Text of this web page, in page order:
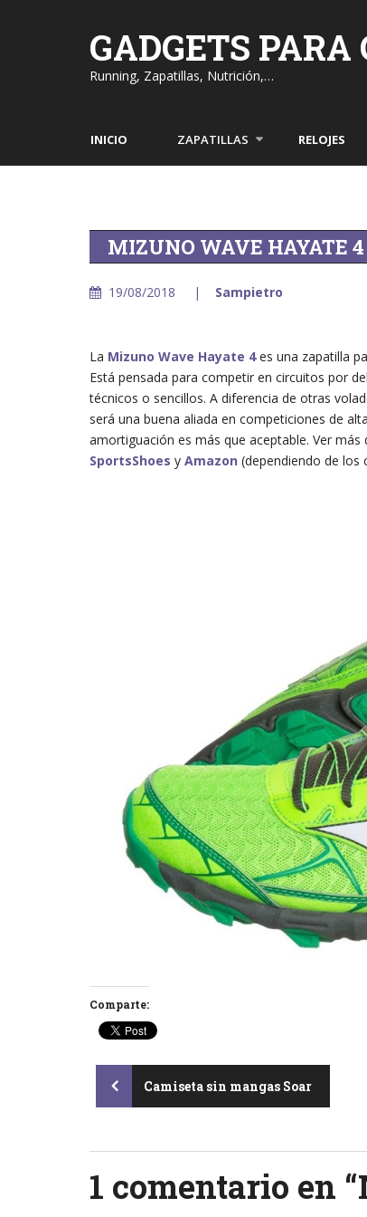
GADGETS PARA
Running, Zapatillas, Nutrición,…
INICIO ZAPATILLAS RELOJES
MIZUNO WAVE HAYATE 4
19/08/2018 Sampietro
La Mizuno Wave Hayate 4es una zapatilla
Está pensada para competir en circuitos por
técnicos o sencillos. A diferencia de otras
será una buena aliada en competiciones de
amortiguación es más que aceptable. Ver más
SportsShoes y Amazon (dependiendo de los
Comparte:
Post
navigation
Camiseta sin mangas Soar
1 comentario en “